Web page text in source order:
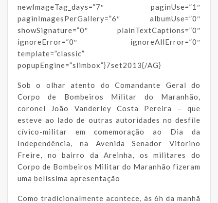
newImageTag_days=”7″ paginUse=”1″
paginImagesPerGallery=”6″ albumUse=”0″
showSignature=”0″ plainTextCaptions=”0″
ignoreError=”0″ ignoreAllError=”0″
template=”classic”
popupEngine=”slimbox”}7set2013{/AG}
Sob o olhar atento do Comandante Geral do
Corpo de Bombeiros Militar do Maranhão,
coronel João Vanderley Costa Pereira – que
esteve ao lado de outras autoridades no desfile
cívico-militar em comemoração ao Dia da
Independência, na Avenida Senador Vitorino
Freire, no bairro da Areinha, os militares do
Corpo de Bombeiros Militar do Maranhão fizeram
uma belíssima apresentação
Como tradicionalmente acontece, às 6h da manhã